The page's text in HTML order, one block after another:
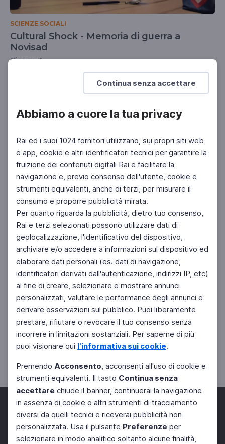
Continua senza accettare
Abbiamo a cuore la tua privacy
Rai ed i suoi 1024 fornitori utilizzano, sui propri siti web
e app, cookie e altri identificatori tecnici per garantire la
fruizione dei contenuti digitali Rai e facilitare la
navigazione e, previo consenso dell'utente, cookie e
strumenti equivalenti, anche di terzi, per misurare il
consumo e proporre pubblicità mirata.
Per quanto riguarda la pubblicità, dietro tuo consenso,
Rai e terzi selezionati possono utilizzare dati di
geolocalizzazione, l'identificativo del dispositivo,
archiviare e/o accedere a informazioni sul dispositivo ed
elaborare dati personali (es. dati di navigazione,
identificatori derivati dall'autenticazione, indirizzi IP, etc)
al fine di creare, selezionare e mostrare annunci
personalizzati, valutare le performance degli annunci e
derivare osservazioni sul pubblico. Puoi liberamente
prestare, rifiutare o revocare il tuo consenso senza
incorrere in limitazioni sostanziali. Per saperne di più
puoi visionare qui l'informativa sui cookie.
Premendo Acconsento, acconsenti all'uso di cookie e
strumenti equivalenti. Il tasto Continua senza
accettare chiude il banner, continuerai la navigazione
in assenza di cookie o altri strumenti di tracciamento
diversi da quelli tecnici e riceverai pubblicità non
personalizzata. Usa il pulsante Preferenze per
selezionare in modo analitico soltanto alcune finalità,
SCIENZE SOCIALI
Cultural Shock - Memoria di guerra a
Novisad
Giorno 3
Facebook Twitter Instagram